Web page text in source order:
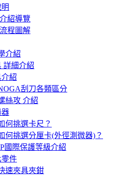
紹導覽
程圖解
介紹
詳細介紹
紹
刮刀各類區分
絲攻 介紹
器
何挑選卡尺？
何挑選分厘卡(外徑測微器)？
國際保護等級介紹
零件
速夾具夾鉗